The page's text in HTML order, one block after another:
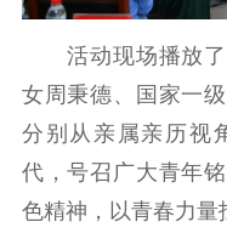
活动现场播放了
女周秉德、国家一
分别从亲属亲历视
代，号召广大青年
色精神，以青春力量